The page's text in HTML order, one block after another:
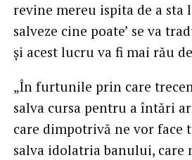
revine mereu ispita de a sta
salveze cine poate’ se va
și acest lucru va fi mai rău
„În furtunile prin care
salva cursa pentru a întări
care dimpotrivă ne vor face
salva idolatria banului, care